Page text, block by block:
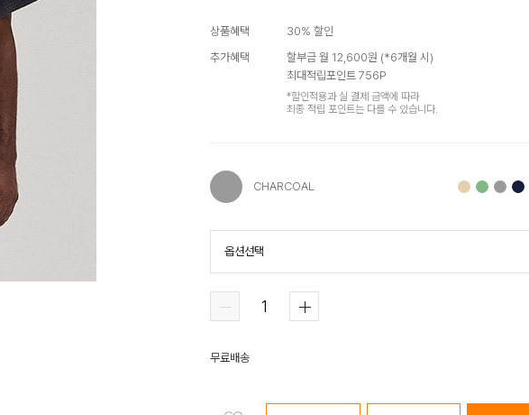
상품혜택 30% 할인
추가혜택
할부금 월 12,600원 (*6개월 시)
최대적립포인트 756P
*할인적용과 실 결제 금액에 따라
최종 적립 포인트는 다를 수 있습니다.
CHARCOAL
CHARCOAL
옵션선택
무료배송